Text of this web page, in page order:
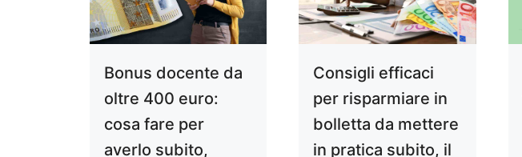
Bonus docente da
oltre 400 euro:
cosa fare per
averlo subito,
Consigli efficaci
per risparmiare in
bolletta da mettere
in pratica subito, il